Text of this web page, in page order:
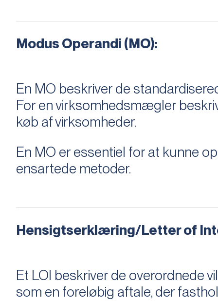
Modus Operandi (MO):
En MO beskriver de
For en virksomhedsmægler
køb af virksomheder.
En MO er essentiel for at kunne
ensartede metoder.
Hensigtserklæring/Letter of
Et LOI beskriver de overordnede
som en foreløbig aftale, der